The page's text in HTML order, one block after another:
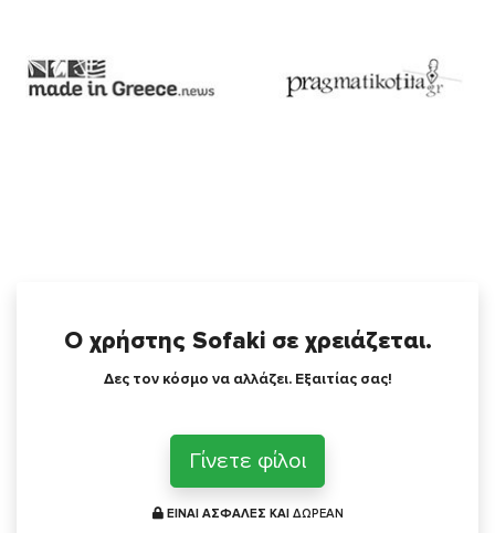
Ο χρήστης Sofaki σε χρειάζεται.
Δες τον κόσμο να αλλάζει. Εξαιτίας σας!
Γίνετε φίλοι
ΕΙΝΑΙ ΑΣΦΑΛΕΣ ΚΑΙ ΔΩΡΕΑΝ